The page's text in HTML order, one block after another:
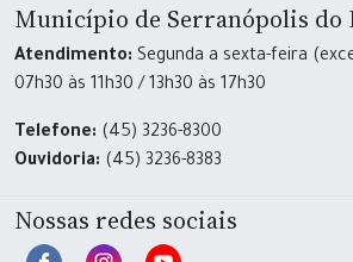
Município de Serranópolis do
Atendimento: Segunda a sexta-feira
07h30 às 11h30 / 13h30 às 17h30
Telefone: (45) 3236-8300
Ouvidoria: (45) 3236-8383
Nossas redes sociais